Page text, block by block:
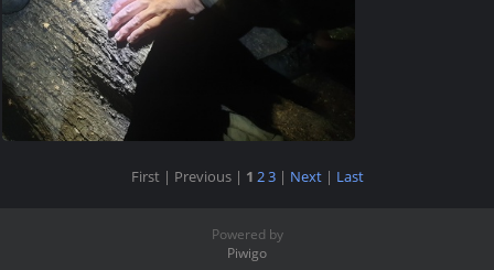
First | Previous | 1 23 | Next | Last
Powered by
Piwigo